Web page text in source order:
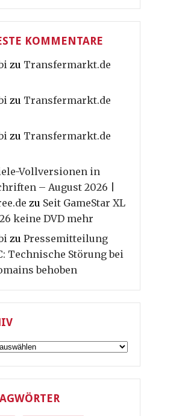
KOMMENTARE
zu Transfermarkt.de
zu Transfermarkt.de
zu Transfermarkt.de
Vollversionen in
– August 2026 |
zu Seit GameStar XL
keine DVD mehr
zu Pressemitteilung
Technische Störung bei
behoben